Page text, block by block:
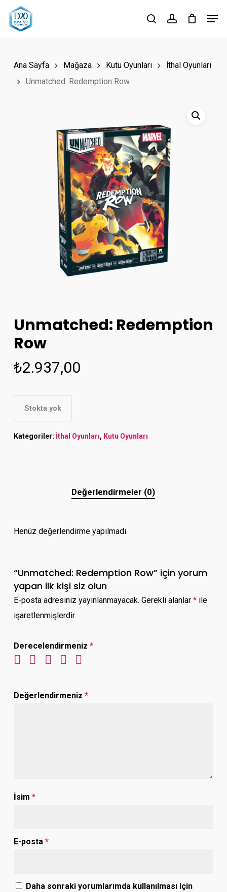
Skip
searchaccount
Ana Sayfa Mağaza Kutu Oyunları
İthal Oyunları
Unmatched: Redemption Row
Unmatched: Redemption
Row
₺2.937,00
Stokta yok
Kategoriler: İthal Oyunları, Kutu Oyunları
Değerlendirmeler (0)
Henüz değerlendirme yapılmadı.
“Unmatched: Redemption Row” için yorum
yapan ilk kişi siz olun
E-posta adresiniz yayınlanmayacak. Gerekli alanlar *ile
işaretlenmişlerdir
Derecelendirmeniz *
Değerlendirmeniz *
İsim *
E-posta *
Daha sonraki yorumlarımda kullanılması için